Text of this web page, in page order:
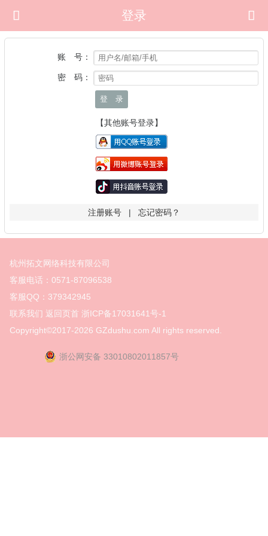
 
登录
账 号：
密 码：
登 录
【其他账号登录】
注册账号 | 忘记密码？
杭州拓文网络科技有限公司
客服电话：0571-87096538
客服QQ：379342945
联系我们 返回页首 浙ICP备17031641号-1
Copyright©2017-2026 GZdushu.com All rights reserved.
浙公网安备 33010802011857号